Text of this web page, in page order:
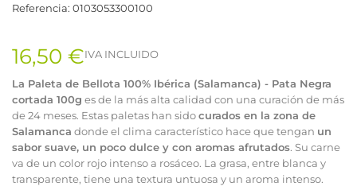
Referencia: 0103053300100
16,50 €IVA INCLUIDO
La Paleta de Bellota 100% Ibérica (Salamanca) - Pata Negra
cortada 100g es de la más alta calidad con una curación de más
de 24 meses. Estas paletas han sidocurados en la zona de
Salamanca donde el clima característico hace que tengan un
sabor suave, un poco dulce y con aromas afrutados. Su carne
va de un color rojo intenso a rosáceo. La grasa, entre blanca y
transparente, tiene una textura untuosa y un aroma intenso.